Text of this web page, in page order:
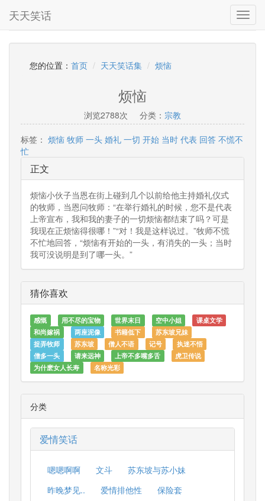
天天笑话
您的位置： 首页 天天笑话集 烦恼
烦恼
浏览2788次 分类： 宗教
标签： 烦恼 牧师 一头 婚礼 一切 开始 当时 代表 回答 不慌不
忙
正文
烦恼小伙子当恩在街上碰到几个以前给他主持婚礼仪式
的牧师，当恩问牧师：“在举行婚礼的时候，您不是代表
上帝宣布，我和我的妻子的一切烦恼都结束了吗？可是
我现在正烦恼得很哪！”“对！我是这样说过。”牧师不慌
不忙地回答，“烦恼有开始的一头，有消失的一头；当时
我可没说明是到了哪一头。”
猜你喜欢
感慨 用不尽的宝物 世界末日 空中小姐
课桌文学
和尚嫁祸
两座泥像 书籍低下
苏东坡兄妹
捉弄牧师
苏东坡 僧人不语 记号
执迷不悟
僧多一头
请来远神 上帝不多嘴多舌
虎卫传说
为什麽女人长寿
名称光彩
分类
爱情笑话
嗯嗯啊啊 文斗
苏东坡与苏小妹
昨晚梦见..
爱情排他性
保险套